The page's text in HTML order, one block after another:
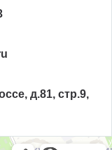
д.81, стр.9,